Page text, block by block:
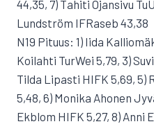
44,35, 7) Tahiti Ojansivu
Lundström IFRaseb 43,38
N19 Pituus: 1) Iida
Koilahti TurWei 5,79, 3)
Tilda Lipasti HIFK 5,69, 5)
5,48, 6) Monika Ahonen
Ekblom HIFK 5,27, 8) Anni